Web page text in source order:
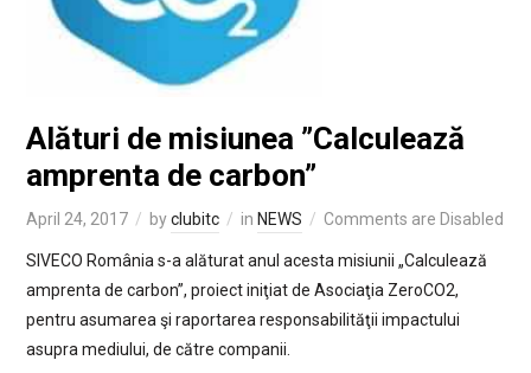
Alături de misiunea ”Calculează
amprenta de carbon”
April 24, 2017 byclubitc in NEWS Comments are Disabled
SIVECO România s-a alăturat anul acesta misiunii „Calculează
amprenta de carbon”, proiect iniţiat de Asociaţia ZeroCO2,
pentru asumarea şi raportarea responsabilităţii impactului
asupra mediului, de către companii.